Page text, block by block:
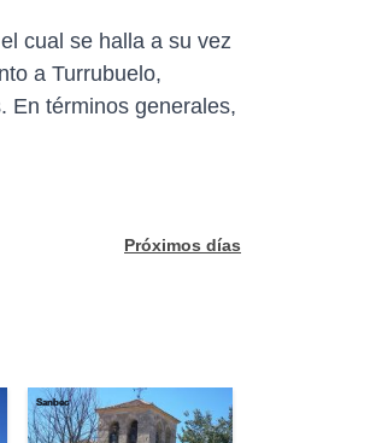
cual se halla a su vez
a Turrubuelo,
En términos generales,
Próximos días
Sanbec